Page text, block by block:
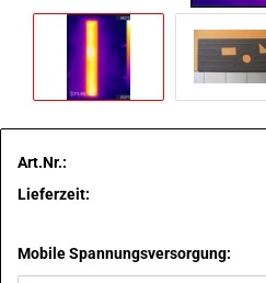
Art.Nr.:
Lieferzeit:
Mobile Spannungsversorgung: